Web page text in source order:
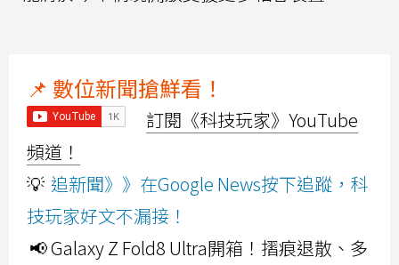
📌 數位新聞搶鮮看！
訂閱《科技玩家》YouTube
頻道！
💡 追新聞》》在Google News按下追蹤，科
技玩家好文不漏接！
📢 Galaxy Z Fold8 Ultra開箱！摺痕退散、多